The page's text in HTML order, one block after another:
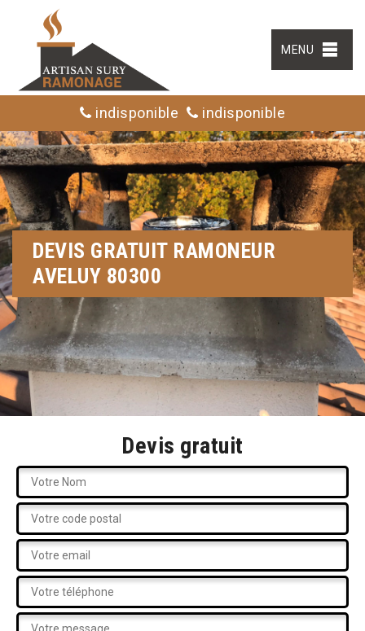
MENU
indisponible indisponible
DEVIS GRATUIT RAMONEUR
AVELUY 80300
Devis gratuit